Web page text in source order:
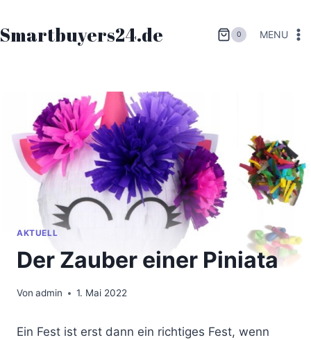
Inhalt
springen
Smartbuyers24.de 0 MENU
AKTUELL
Der Zauber einer Piniata
Von admin 1. Mai 2022
Ein Fest ist erst dann ein richtiges Fest, wenn